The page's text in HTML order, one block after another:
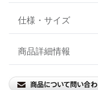
仕様・サイズ
商品詳細情報